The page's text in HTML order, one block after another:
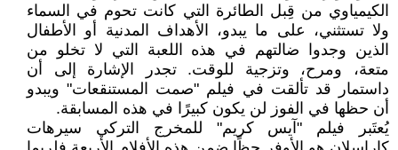
الكيمياوي من قِبل الطائرة التي كانت تحوم في السماء
ولا تستثني، على ما يبدو، الأهداف المدنية أو الأطفال
الذين وجدوا ضالتهم في هذه اللعبة التي لا تخلو من
متعة، ومرح، وتزجية للوقت. تجدر الإشارة إلى أن
داستمار قد تألقت في فيلم "صمت المستنقعات" ويبدو
أن حظها في الفوز لن يكون كبيرًا في هذه المسابقة.
يُعتَبر فيلم "آيس كريم" للمخرج التركي سيرهات